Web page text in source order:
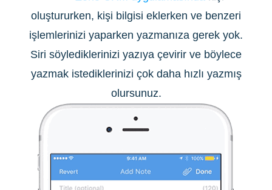
oluştururken, kişi bilgisi eklerken ve benzeri
işlemlerinizi yaparken yazmanıza gerek yok.
Siri söylediklerinizi yazıya çevirir ve böylece
yazmak istediklerinizi çok daha hızlı yazmış
olursunuz.